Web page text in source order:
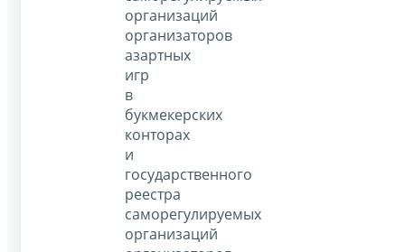
организаций
организаторов
азартных
игр
в
букмекерских
конторах
и
государственного
реестра
саморегулируемых
организаций